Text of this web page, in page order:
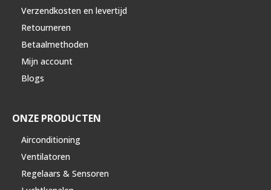
Verzendkosten en levertijd
Retourneren
Betaalmethoden
Mijn account
Blogs
ONZE PRODUCTEN
Airconditioning
Ventilatoren
Regelaars & Sensoren